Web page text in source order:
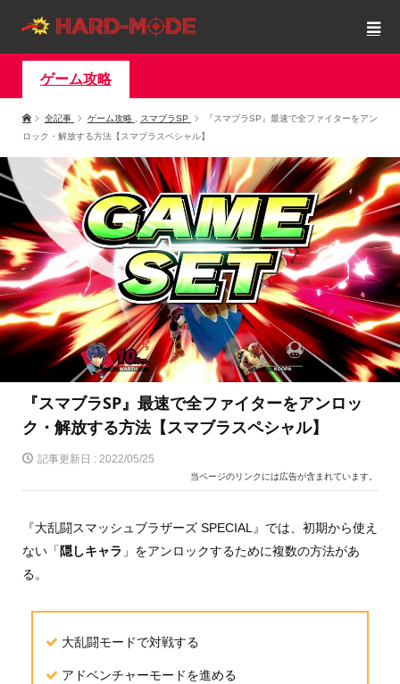
ゲーム攻略
全記事 ゲーム攻略 スマブラSP
『スマブラSP』最速で全ファイターをアン
ロック・解放する方法【スマブラスペシャル】
『スマブラSP』最速で全ファイターをアンロッ
ク・解放する方法【スマブラスペシャル】
記事更新日 : 2022/05/25
当ページのリンクには広告が含まれています。
『大乱闘スマッシュブラザーズ SPECIAL』では、初期から使え
ない「隠しキャラ 」をアンロックするために複数の方法があ
る。
大乱闘モードで対戦する
アドベンチャーモードを進める